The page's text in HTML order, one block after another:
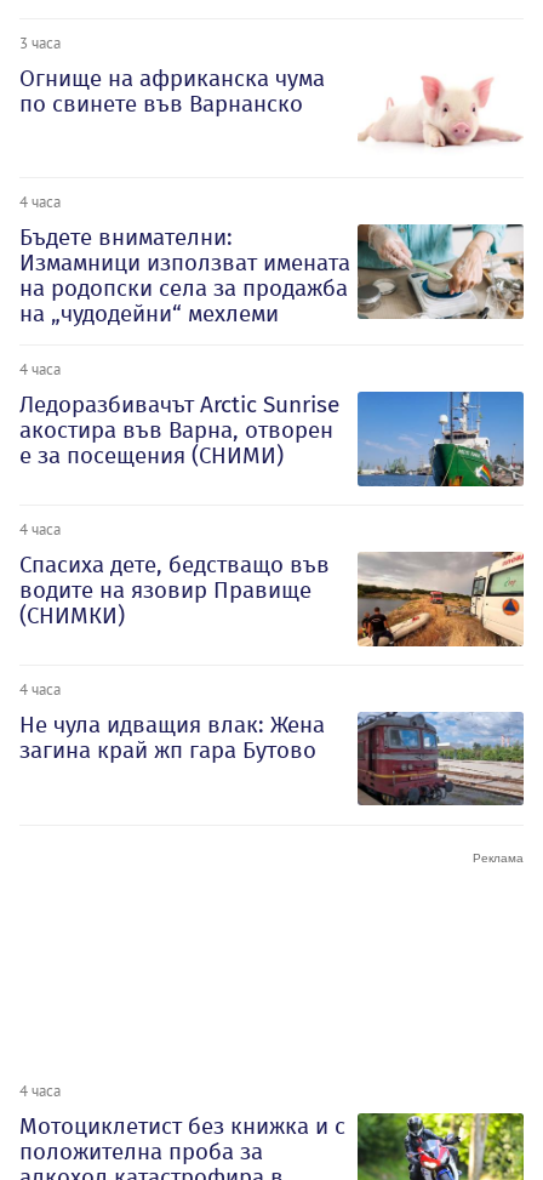
3 часа
Огнище на африканска чума
по свинете във Варнанско
4 часа
Бъдете внимателни:
Измамници използват имената
на родопски села за продажба
на „чудодейни“ мехлеми
4 часа
Ледоразбивачът Arctic Sunrise
акостира във Варна, отворен
е за посещения (СНИМИ)
4 часа
Спасиха дете, бедстващо във
водите на язовир Правище
(СНИМКИ)
4 часа
Не чула идващия влак: Жена
загина край жп гара Бутово
4 часа
Мотоциклетист без книжка и с
положителна проба за